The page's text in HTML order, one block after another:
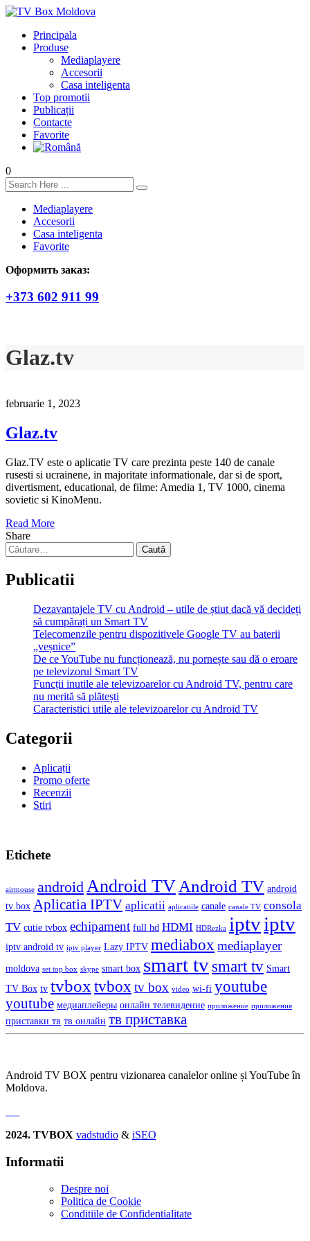
Principala
Produse
Mediaplayere
Accesorii
Casa inteligenta
Top promotii
Publicații
Contacte
Favorite
0
Mediaplayere
Accesorii
Casa inteligenta
Favorite
Оформить заказ:
+373 602 911 99
Glaz.tv
februarie 1, 2023
Glaz.tv
Glaz.TV este o aplicatie TV care prezinta peste 140 de canale
rusesti si ucrainene, in majoritate informationale, dar si de sport,
divertisment, educational, de filme: Amedia 1, TV 1000, cinema
sovietic si KinoMenu.
Read More
Share
Caută
după:
Publicatii
Dezavantajele TV cu Android – utile de știut dacă vă decideți
să cumpărați un Smart TV
Telecomenzile pentru dispozitivele Google TV au baterii
„veșnice”
De ce YouTube nu funcționează, nu pornește sau dă o eroare
pe televizorul Smart TV
Funcții inutile ale televizoarelor cu Android TV, pentru care
nu merită să plătești
Caracteristici utile ale televizoarelor cu Android TV
Categorii
Aplicații
Promo oferte
Recenzii
Stiri
Etichete
airmouse androidAndroid TV Android TV android
tv box Aplicatia IPTV aplicatii aplicatiile canale canale TV consola
TV cutie tvbox echipament full hd HDMI HDRezka iptviptv
iptv android tv iptv player Lazy IPTV mediabox mediaplayer
moldova set top box skype smart box smart tvsmart tv Smart
TV Box tv tvboxtvbox tv box video wi-fi youtube
youtube медиаплейеры онлайн телевидение приложение приложения
приставки тв тв онлайн тв приставка
Android TV BOX pentru vizionarea canalelor online și YouTube în
Moldova.
2024. TVBOX vadstudio & iSEO
Informatii
Despre noi
Politica de Сookie
Conditiile de Confidentialitate